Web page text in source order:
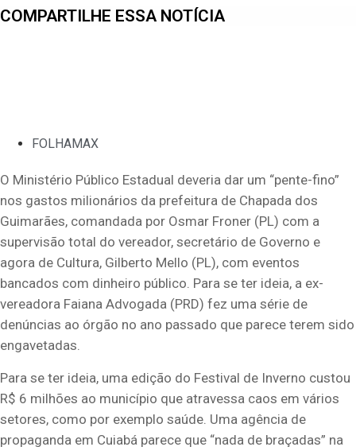
COMPARTILHE ESSA NOTÍCIA
FOLHAMAX
O Ministério Público Estadual deveria dar um “pente-fino”
nos gastos milionários da prefeitura de Chapada dos
Guimarães, comandada por Osmar Froner (PL) com a
supervisão total do vereador, secretário de Governo e
agora de Cultura, Gilberto Mello (PL), com eventos
bancados com dinheiro público. Para se ter ideia, a ex-
vereadora Faiana Advogada (PRD) fez uma série de
denúncias ao órgão no ano passado que parece terem sido
engavetadas.
Para se ter ideia, uma edição do Festival de Inverno custou
R$ 6 milhões ao município que atravessa caos em vários
setores, como por exemplo saúde. Uma agência de
propaganda em Cuiabá parece que “nada de braçadas” na